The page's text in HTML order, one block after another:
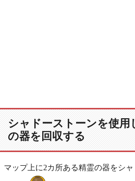
シャドーストーンを使用
の器を回収する
マップ上に2カ所ある精霊の器をシ